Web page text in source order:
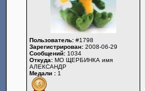
Пользователь: #1798
Зарегистрирован: 2008-06-29
Сообщений: 1034
Откуда: МО ЩЕРБИНКА имя
АЛЕКСАНДР
Медали : 1